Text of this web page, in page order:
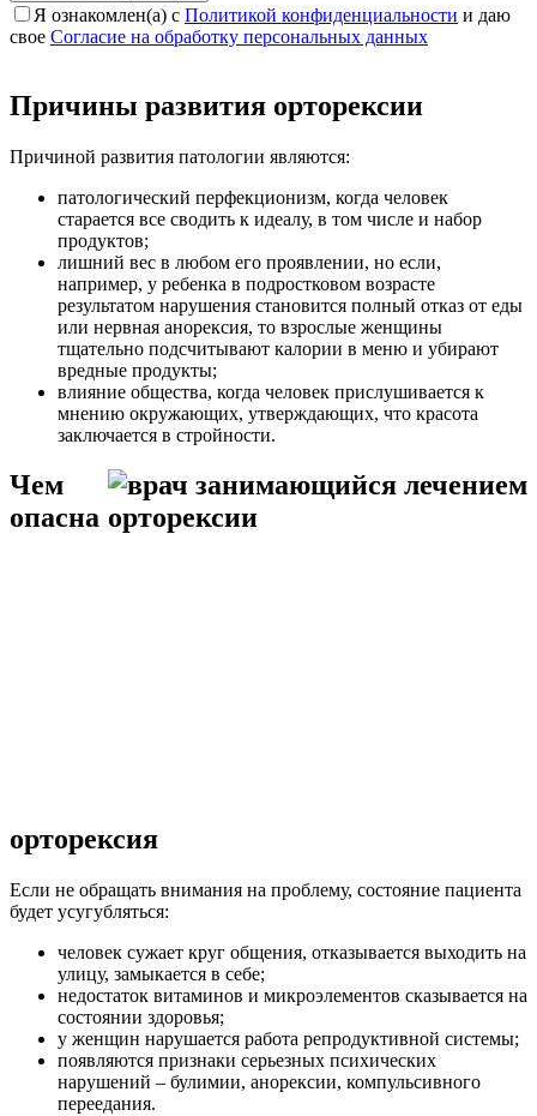
Я ознакомлен(а) с Политикой конфиденциальности и даю
свое Согласие на обработку персональных данных
Причины развития орторексии
Причиной развития патологии являются:
патологический перфекционизм, когда человек
старается все сводить к идеалу, в том числе и набор
продуктов;
лишний вес в любом его проявлении, но если,
например, у ребенка в подростковом возрасте
результатом нарушения становится полный отказ от еды
или нервная анорексия, то взрослые женщины
тщательно подсчитывают калории в меню и убирают
вредные продукты;
влияние общества, когда человек прислушивается к
мнению окружающих, утверждающих, что красота
заключается в стройности.
Чем
опасна
орторексия
Если не обращать внимания на проблему, состояние пациента
будет усугубляться:
человек сужает круг общения, отказывается выходить на
улицу, замыкается в себе;
недостаток витаминов и микроэлементов сказывается на
состоянии здоровья;
у женщин нарушается работа репродуктивной системы;
появляются признаки серьезных психических
нарушений – булимии, анорексии, компульсивного
переедания.